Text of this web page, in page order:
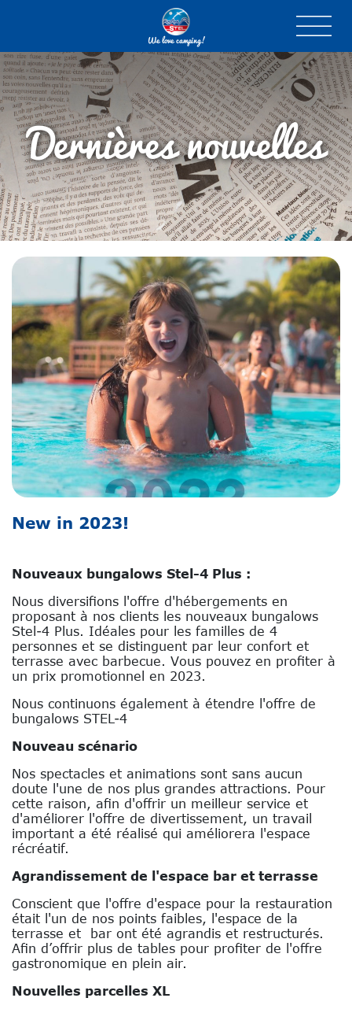
We love camping!
Dernières nouvelles
New in 2023!
Nouveaux bungalows Stel-4 Plus :
Nous diversifions l'offre d'hébergements en
proposant à nos clients les nouveaux bungalows
Stel-4 Plus. Idéales pour les familles de 4
personnes et se distinguent par leur confort et
terrasse avec barbecue. Vous pouvez en profiter à
un prix promotionnel en 2023.
Nous continuons également à étendre l'offre de
bungalows STEL-4
Nouveau scénario
Nos spectacles et animations sont sans aucun
doute l'une de nos plus grandes attractions. Pour
cette raison, afin d'offrir un meilleur service et
d'améliorer l'offre de divertissement, un travail
important a été réalisé qui améliorera l'espace
récréatif.
Agrandissement de l'espace bar et terrasse
Conscient que l'offre d'espace pour la restauration
était l'un de nos points faibles, l'espace de la
terrasse et bar ont été agrandis et restructurés.
Afin d’offrir plus de tables pour profiter de l'offre
gastronomique en plein air.
Nouvelles parcelles XL